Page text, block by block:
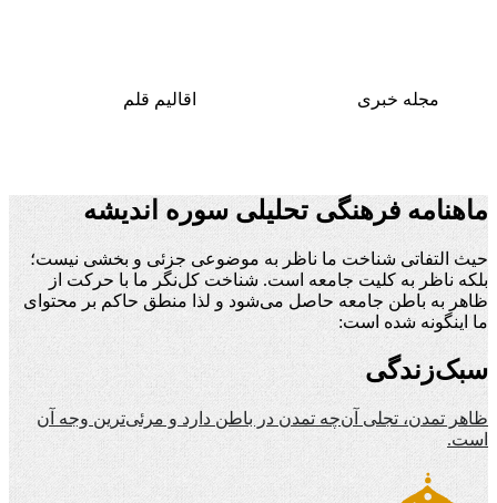
مجله خبری اقالیم قلم
ماهنامه فرهنگی تحلیلی سوره اندیشه
حیث التفاتی شناخت ما ناظر به موضوعی جزئی و بخشی نیست؛
بلکه ناظر به کلیت جامعه است. شناخت کل‌نگر ما با حرکت از
ظاهر به باطن جامعه حاصل می‌شود و لذا منطق حاکم بر محتوای
ما اینگونه شده است:
سبک‌زندگی
ظاهر تمدن، تجلی آن‌چه تمدن در باطن دارد و مرئی‌ترین وجه آن
است.